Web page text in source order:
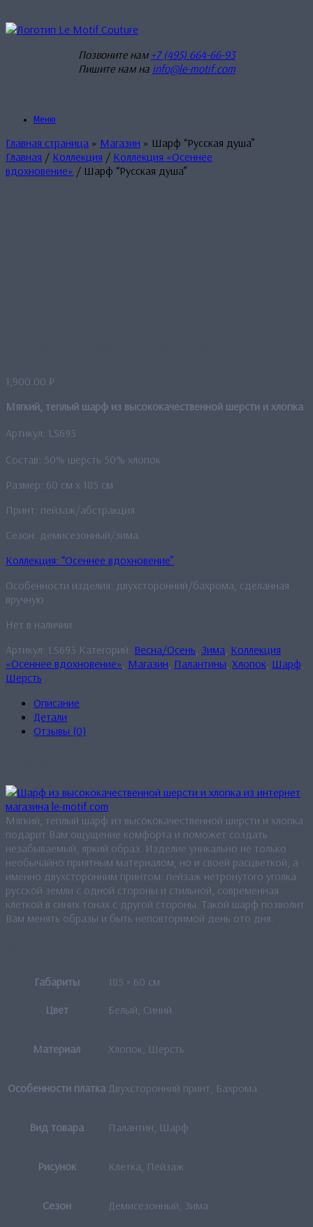
к
Позвоните нам +7 (495) 664-66-93
Пишите нам на info@le-motif.com
Меню
Главная страница » Магазин » Шарф “Русская душа”
Главная / Коллекция / Коллекция «Осеннее
вдохновение» / Шарф “Русская душа”
1,900.00 ₽
Мягкий, теплый шарф из высококачественной шерсти и хлопка
Артикул: LS693
Состав: 50% шерсть 50% хлопок
Размер: 60 см x 185 см
Принт: пейзаж/абстракция
Сезон: демисезонный/зима
Коллекция: “Осеннее вдохновение”
Особенности изделия: двухсторонний/бахрома, сделанная
вручную
Нет в наличии
Артикул: LS693 Категорий: Весна/Осень Зима Коллекция
«Осеннее вдохновение» Магазин Палантины Хлопок Шарф
Шерсть
Описание
Детали
Отзывы (0)
Мягкий, теплый шарф из высококачественной шерсти и хлопка
подарит Вам ощущение комфорта и поможет создать
незабываемый, яркий образ. Изделие уникально не только
необычайно приятным материалом, но и своей расцветкой, а
именно двухсторонним принтом: пейзаж нетронутого уголка
русской земли с одной стороны и стильной, современная
клеткой в синих тонах с другой стороны. Такой шарф позволит
Вам менять образы и быть неповторимой день ото дня.
Габариты
185 × 60 см
Цвет
Белый, Синий
Материал Хлопок, Шерсть
Особенности платка Двухсторонний принт, Бахрома
Вид товара Палантин, Шарф
Рисунок Клетка, Пейзаж
Сезон Демисезонный, Зима